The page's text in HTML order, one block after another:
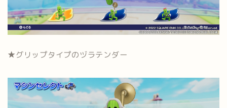
★グリップタイプのヅラテンダー